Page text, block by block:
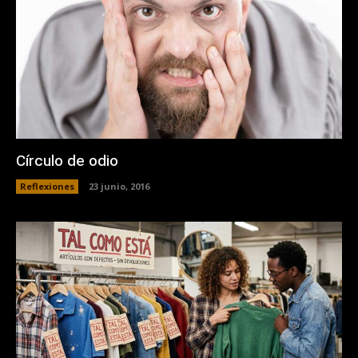
Círculo de odio
Reflexiones 23 junio, 2016